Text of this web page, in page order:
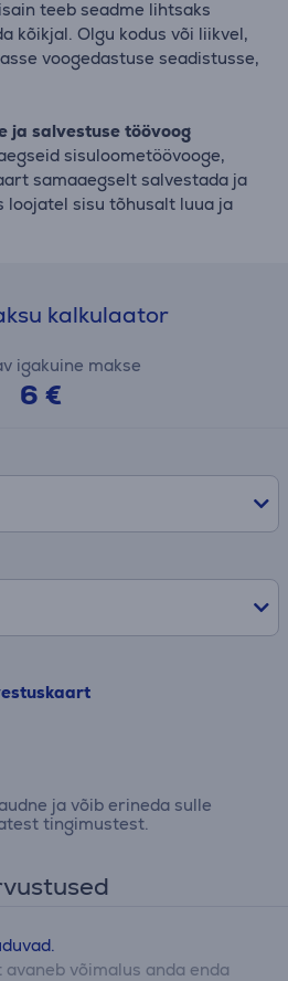
teeb seadme lihtsaks
kõikjal. Olgu kodus või liikvel,
voogedastuse seadistusse,
ja salvestuse töövoog
sisuloometöövooge,
samaaegselt salvestada ja
loojatel sisu tõhusalt luua ja
kalkulaator
igakuine makse
6 €
ja võib erineda sulle
tingimustest.
võimalus anda enda